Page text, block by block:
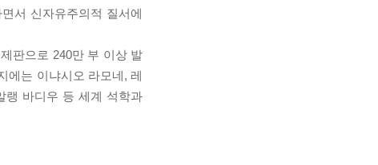
서 신자유주의적 질서에
판으로 240만 부 이상 발
에는 이냐시오 라모네, 레
랭 바디우 등 세계 석학과